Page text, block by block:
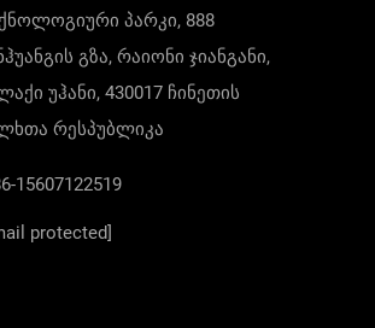
მზადდება მარაგი,
ოფისებში და
ემთხვევა ჩვენს
ეფექტურად
ცხვირის ჩარჩო
ეს ერთჯერადი
პარკი, 888
გზა, რაიონი ჯიანგანი,
უჰანი, 430017 ჩინეთის
რესპუბლიკა
15607122519
protected]